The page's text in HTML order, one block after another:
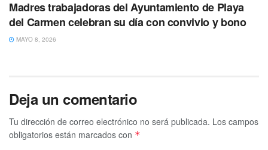
Madres trabajadoras del Ayuntamiento de Playa
del Carmen celebran su día con convivio y bono
MAYO 8, 2026
Deja un comentario
Tu dirección de correo electrónico no será publicada. Los campos
obligatorios están marcados con *